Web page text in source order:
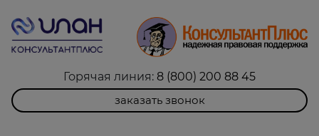
Горячая линия: 8 (800) 200 88 45
заказать звонок